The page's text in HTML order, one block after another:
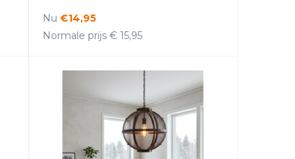
Nu €14,95
Normale prijs € 15,95